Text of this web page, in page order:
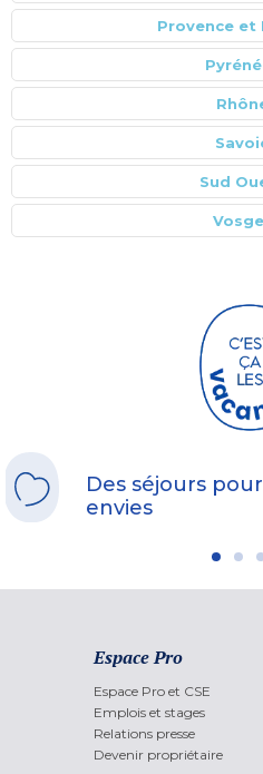
Provence et
Sud
Des séjours
envies
Espace Pro
Espace Pro et CSE
Emplois et stages
Relations presse
Devenir propriétaire